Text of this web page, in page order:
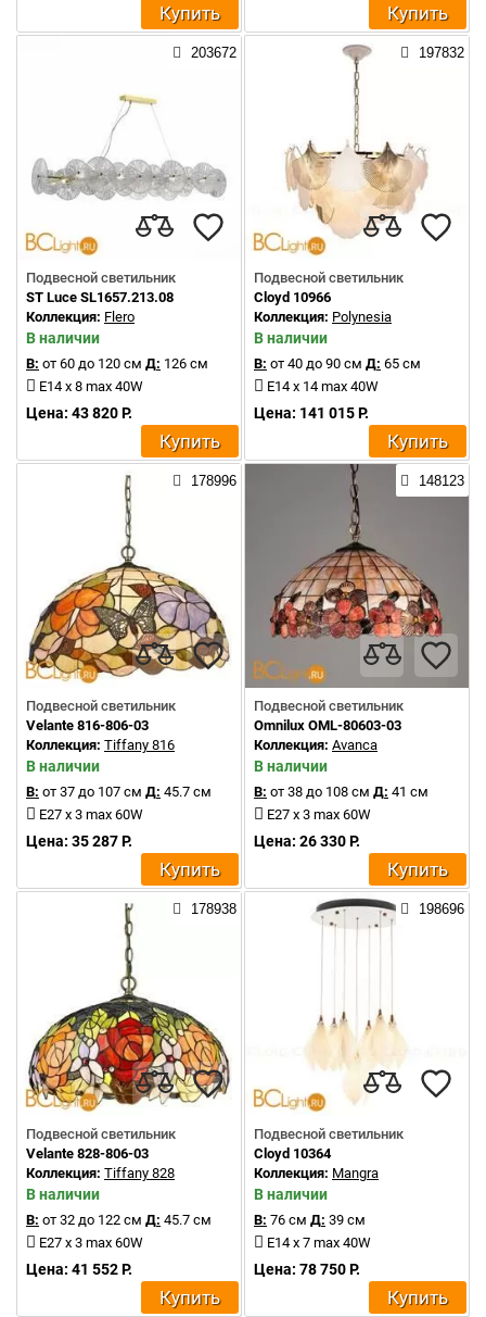
Купить Купить
203672
Подвесной светильник
ST Luce SL1657.213.08
Коллекция: Flero
В наличии
В: от 60 до 120 см Д: 126 см
E14 x 8 max 40W
Цена: 43 820 Р.
Купить
197832
Подвесной светильник
Cloyd 10966
Коллекция: Polynesia
В наличии
В: от 40 до 90 см Д: 65 см
E14 x 14 max 40W
Цена: 141 015 Р.
Купить
178996
Подвесной светильник
Velante 816-806-03
Коллекция: Tiffany 816
В наличии
В: от 37 до 107 см Д: 45.7 см
E27 x 3 max 60W
Цена: 35 287 Р.
Купить
148123
Подвесной светильник
Omnilux OML-80603-03
Коллекция: Avanca
В наличии
В: от 38 до 108 см Д: 41 см
E27 x 3 max 60W
Цена: 26 330 Р.
Купить
178938
Подвесной светильник
Velante 828-806-03
Коллекция: Tiffany 828
В наличии
В: от 32 до 122 см Д: 45.7 см
E27 x 3 max 60W
Цена: 41 552 Р.
Купить
198696
Подвесной светильник
Cloyd 10364
Коллекция: Mangra
В наличии
В: 76 см Д: 39 см
E14 x 7 max 40W
Цена: 78 750 Р.
Купить